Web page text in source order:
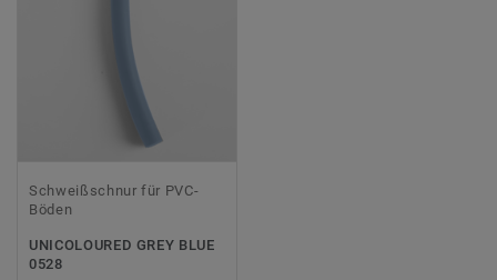
Schweißschnur für PVC-
Böden
UNICOLOURED GREY BLUE
0528